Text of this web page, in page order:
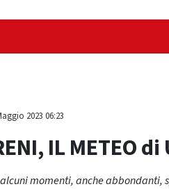
"Cava de’
Fratellanza
2023 06:23
IL METEO
momenti, anche